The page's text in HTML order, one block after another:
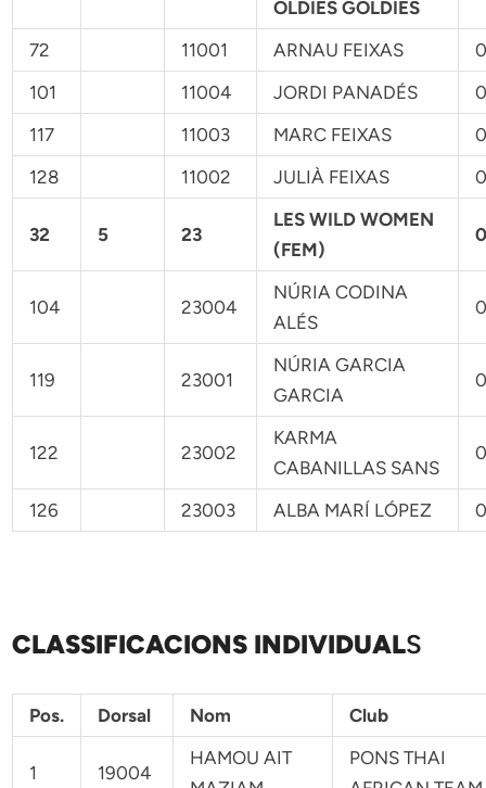
OLDIES GOLDIES
72 11001 ARNAU FEIXAS
101
11004 JORDI PANADÉS
117
11003 MARC FEIXAS
128
11002 JULIÀ FEIXAS
32 5 23
LES WILD WOMEN
(FEM)
104 23004
NÚRIA CODINA
ALÉS
119 23001
NÚRIA GARCIA
GARCIA
122 23002
KARMA
CABANILLAS SANS
126 23003 ALBA MARÍ LÓPEZ
CLASSIFICACIONS INDIVIDUALS
Pos. Dorsal Nom Club
1 19004
HAMOU AIT
PONS THAI